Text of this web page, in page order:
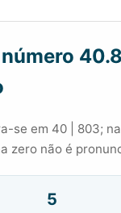
se em 40 | 803;
zero não é
5